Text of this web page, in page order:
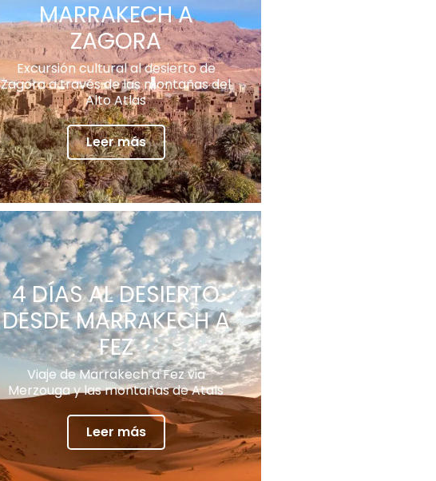
MARRAKECH A
ZAGORA
Excursión cultural al desierto de
Zagora a través de las montañas del
Alto Atlas
Leer más
4 DÍAS AL DESIERTO
DESDE MARRAKECH A
FEZ
Viaje de Marrakech a Fez via
Merzouga y las montañas de Atals
Leer más